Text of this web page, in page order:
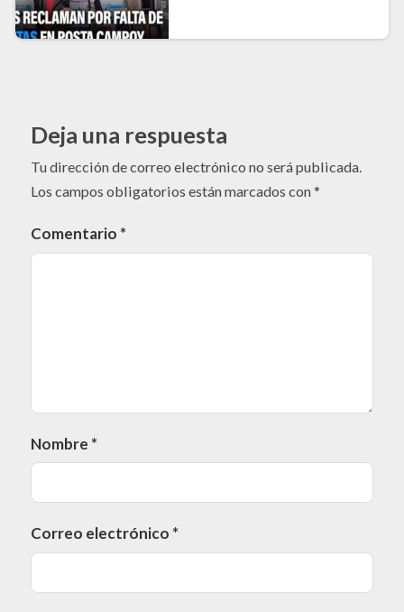
Deja una respuesta
Tu dirección de correo electrónico no será publicada.
Los campos obligatorios están marcados con*
Comentario *
Nombre *
Correo electrónico *